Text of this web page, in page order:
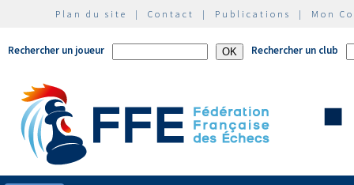
Plan du site | Contact | Publications | Mon
Rechercher un joueur Rechercher un club